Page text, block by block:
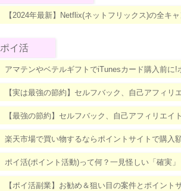
【2024年最新】Netflix(ネットフリックス)の全キ
ポイ活
アマテンやベテルギフトでiTunesカード購入前に
【実は最強の節約】セルフバック、自己アフィリ
【最強の節約】セルフバック、自己アフィリエイ
楽天市場で買い物するならポイントサイトで購入
ポイ活(ポイント活動)って何？一見怪しい「確実
【ポイ活副業】お勧め＆狙い目の案件とポイント